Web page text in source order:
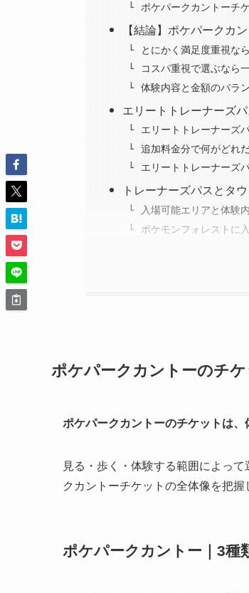
ポケパークカントーチ
【結論】ポケパークカ
とにかく満足度重視な
コスパ重視で選ぶなら
体験内容と金額のバラ
エリートトレーナーズ
エリートトレーナーズ
追加料金分で何がどれ
エリートトレーナーズ
トレーナーズパスとタ
入場可能エリアと体験
ポケモンフォレストに
ポケパークカントーのチ
ポケパークカントーのチケットは、
見る・歩く・体験する範囲によっ
クカントーチケットの全体像を把握
ポケパークカントー｜3種